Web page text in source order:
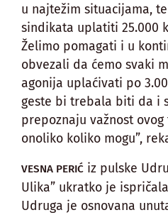
u najtežim situacijama,
sindikata uplatiti 25.000
Želimo pomagati i u
obvezali da ćemo svaki
agonija uplaćivati po
geste bi trebala biti da i
prepoznaju važnost
onoliko koliko mogu”,
VESNA PERIĆ iz pulske
Ulika” ukratko je
Udruga je osnovana